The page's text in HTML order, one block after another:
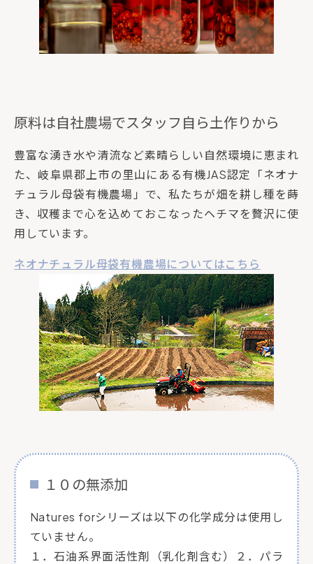
原料は自社農場でスタッフ自ら土作りから
豊富な湧き水や清流など素晴らしい自然環境に恵まれ
た、岐阜県郡上市の里山にある有機JAS認定「ネオナ
チュラル母袋有機農場」で、私たちが畑を耕し種を蒔
き、収穫まで心を込めておこなったヘチマを贅沢に使
用しています。
ネオナチュラル母袋有機農場についてはこちら
１０の無添加
Natures forシリーズは以下の化学成分は使用し
ていません。
１．石油系界面活性剤（乳化剤含む）２．パラ